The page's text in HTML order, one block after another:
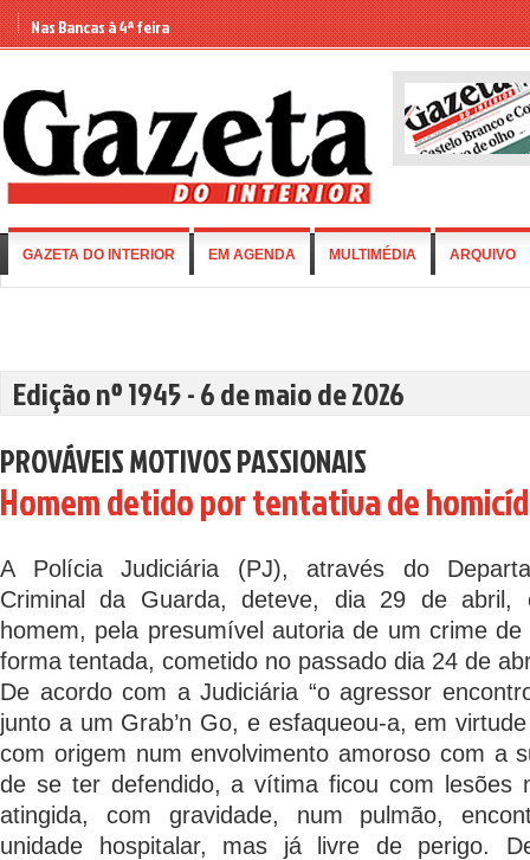
Nas Bancas à 4ª feira
GAZETA DO INTERIOR EM AGENDA MULTIMÉDIA ARQUIVO
Edição nº 1945 - 6 de maio de 2026
PROVÁVEIS MOTIVOS PASSIONAIS
Homem detido por tentativa de
A Polícia Judiciária (PJ), através do
Criminal da Guarda, deteve, dia 29 de abril,
homem, pela presumível autoria de um crime
forma tentada, cometido no passado dia 24 de
De acordo com a Judiciária “o agressor
junto a um Grab’n Go, e esfaqueou-a, em
com origem num envolvimento amoroso com a
de se ter defendido, a vítima ficou com lesões
atingida, com gravidade, num pulmão,
unidade hospitalar, mas já livre de perigo.